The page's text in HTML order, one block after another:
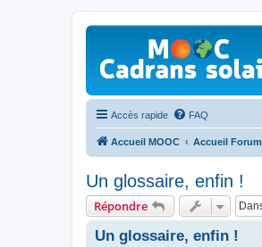
Accès rapide FAQ
Accueil MOOC Accueil Forum
Un glossaire, enfin !
Répondre
Un glossaire, enfin !